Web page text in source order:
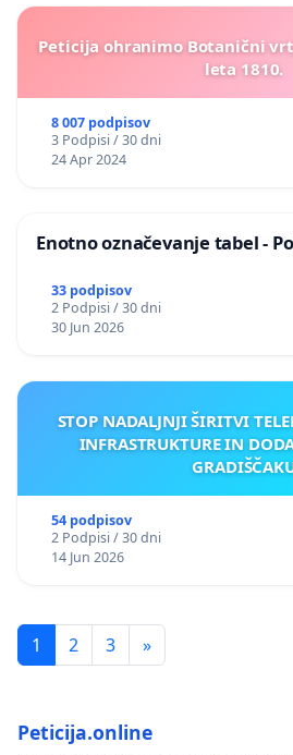
Peticija ohranimo Botanični
leta 1810.
8 007 podpisov
3 Podpisi / 30 dni
24 Apr 2024
Enotno označevanje tabel -
33 podpisov
2 Podpisi / 30 dni
30 Jun 2026
STOP NADALJNJI ŠIRITVI
INFRASTRUKTURE IN
54 podpisov
2 Podpisi / 30 dni
14 Jun 2026
1 2 3 »
Peticija.online